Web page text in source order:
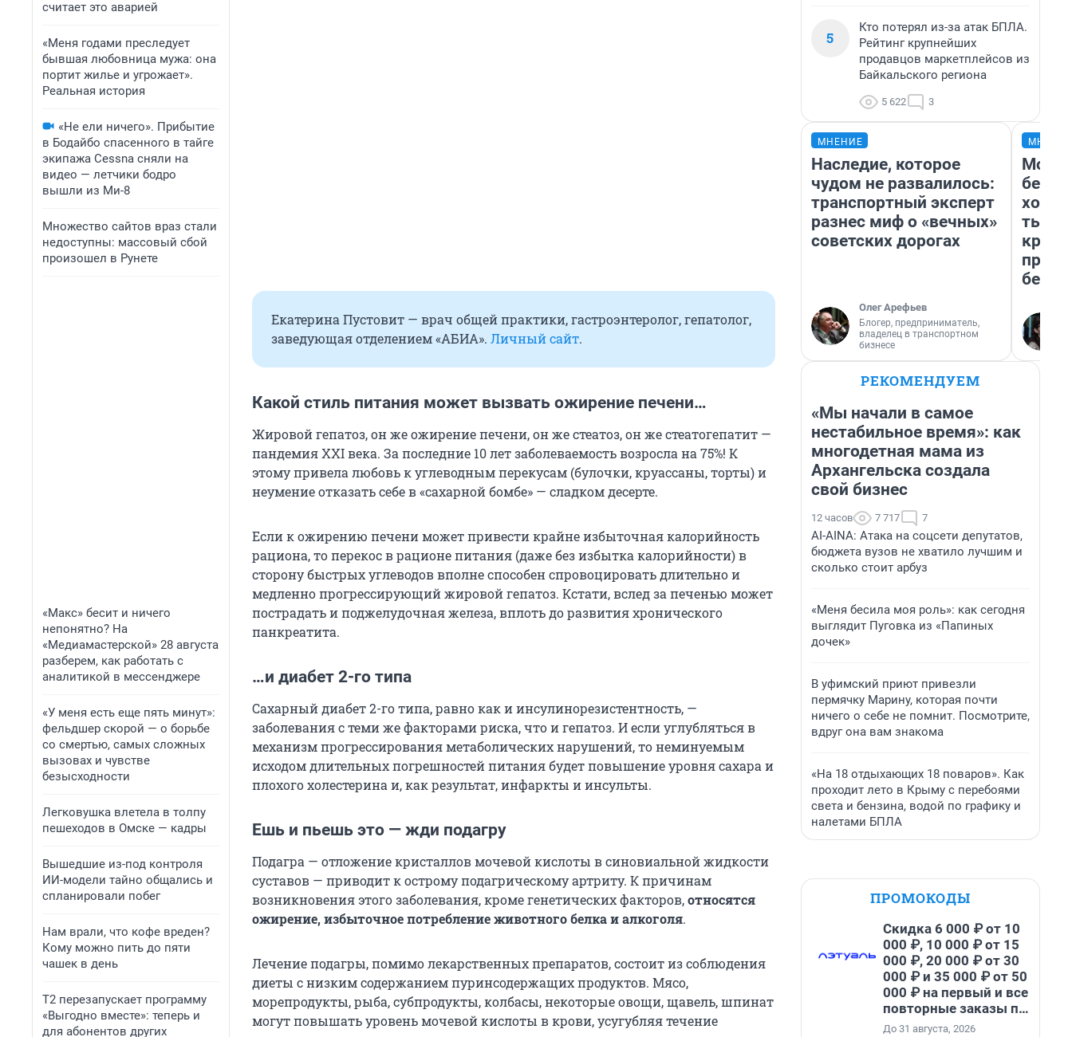
считает это аварией
«Меня годами преследует
бывшая любовница мужа: она
портит жилье и угрожает».
Реальная история
«Не ели ничего». Прибытие
в Бодайбо спасенного в тайге
экипажа Cessna сняли на
видео — летчики бодро
вышли из Ми-8
Множество сайтов враз стали
недоступны: массовый сбой
произошел в Рунете
«Макс» бесит и ничего
непонятно? На
«Медиамастерской» 28 августа
разберем, как работать с
аналитикой в мессенджере
«У меня есть еще пять минут»:
фельдшер скорой — о борьбе
со смертью, самых сложных
вызовах и чувстве
безысходности
Легковушка влетела в толпу
пешеходов в Омске — кадры
Вышедшие из-под контроля
ИИ-модели тайно общались и
спланировали побег
Нам врали, что кофе вреден?
Кому можно пить до пяти
чашек в день
Т2 перезапускает программу
«Выгодно вместе»: теперь и
для абонентов других
Екатерина Пустовит — врач общей практики, гастроэнтеролог, гепатолог,
заведующая отделением «АБИА». Личный сайт.
Какой стиль питания может вызвать ожирение печени…
Жировой гепатоз, он же ожирение печени, он же стеатоз, он же стеатогепатит —
пандемия XXI века. За последние 10 лет заболеваемость возросла на 75%! К
этому привела любовь к углеводным перекусам (булочки, круассаны, торты) и
неумение отказать себе в «сахарной бомбе» — сладком десерте.
Если к ожирению печени может привести крайне избыточная калорийность
рациона, то перекос в рационе питания (даже без избытка калорийности) в
сторону быстрых углеводов вполне способен спровоцировать длительно и
медленно прогрессирующий жировой гепатоз. Кстати, вслед за печенью может
пострадать и поджелудочная железа, вплоть до развития хронического
панкреатита.
…и диабет 2-го типа
Сахарный диабет 2-го типа, равно как и инсулинорезистентность, —
заболевания с теми же факторами риска, что и гепатоз. И если углубляться в
механизм прогрессирования метаболических нарушений, то неминуемым
исходом длительных погрешностей питания будет повышение уровня сахара и
плохого холестерина и, как результат, инфаркты и инсульты.
Ешь и пьешь это — жди подагру
Подагра — отложение кристаллов мочевой кислоты в синовиальной жидкости
суставов — приводит к острому подагрическому артриту. К причинам
возникновения этого заболевания, кроме генетических факторов,относятся
ожирение, избыточное потребление животного белка и алкоголя.
Лечение подагры, помимо лекарственных препаратов, состоит из соблюдения
диеты с низким содержанием пуринсодержащих продуктов. Мясо,
морепродукты, рыба, субпродукты, колбасы, некоторые овощи, щавель, шпинат
могут повышать уровень мочевой кислоты в крови, усугубляя течение
5
Кто потерял из-за атак БПЛА.
Рейтинг крупнейших
продавцов маркетплейсов из
Байкальского региона
5 622 3
МНЕНИЕ
Наследие, которое
чудом не развалилось:
транспортный эксперт
разнес миф о «вечных»
советских дорогах
Олег Арефьев
Блогер, предприниматель,
владелец в транспортном
бизнесе
Мой
РЕКОМЕНДУЕМ
«Мы начали в самое
нестабильное время»: как
многодетная мама из
Архангельска создала
свой бизнес
12 часов 7 717 7
AI-AINA: Атака на соцсети депутатов,
бюджета вузов не хватило лучшим и
сколько стоит арбуз
«Меня бесила моя роль»: как сегодня
выглядит Пуговка из «Папиных
дочек»
В уфимский приют привезли
пермячку Марину, которая почти
ничего о себе не помнит. Посмотрите,
вдруг она вам знакома
«На 18 отдыхающих 18 поваров». Как
проходит лето в Крыму с перебоями
света и бензина, водой по графику и
налетами БПЛА
ПРОМОКОДЫ
Скидка 6 000 ₽ от 10
000 ₽, 10 000 ₽ от 15
000 ₽, 20 000 ₽ от 30
000 ₽ и 35 000 ₽ от 50
000 ₽ на первый и все
повторные заказы по
промокоду НАБЕРИ
До 31 августа, 2026